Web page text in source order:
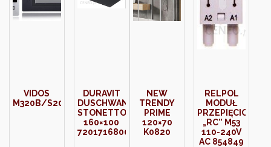
VIDOS
M320B/S20DA
DURAVIT
DUSCHWANNE
STONETTO
160×100
720171680000000
NEW
TRENDY
PRIME
120×70
K0820
RELPOL
MODUŁ
PRZEPIĘCIOWY
„RC” M53
110-240V
AC 854849